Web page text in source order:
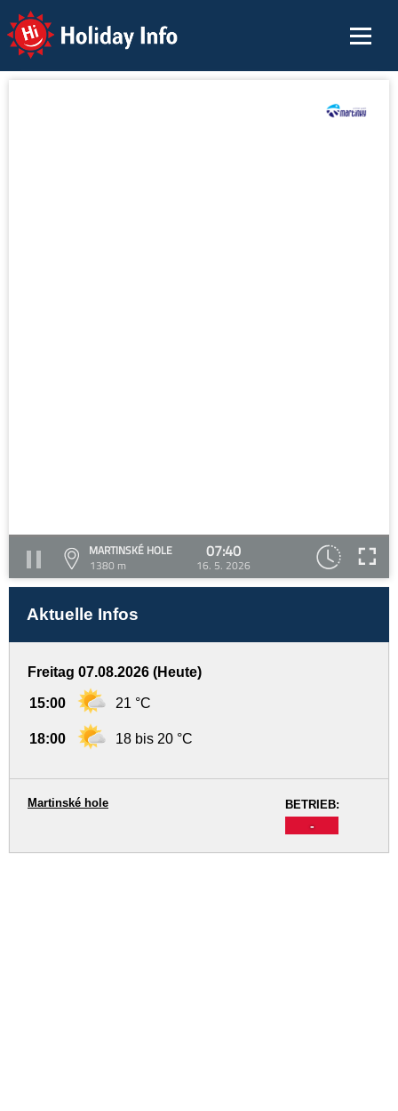
Holiday Info
MARTINSKÉ HOLE
1380 m
07:40
16. 5. 2026
Aktuelle Infos
Freitag 07.08.2026 (Heute)
15:00 21 °C
18:00 18 bis 20 °C
BETRIEB:
-
Martinské hole